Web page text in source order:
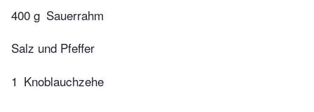
400 g Sauerrahm
Salz und Pfeffer
1 Knoblauchzehe